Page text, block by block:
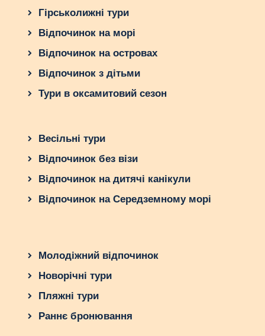
Гірськолижні тури
Відпочинок на морі
Відпочинок на островах
Відпочинок з дітьми
Тури в оксамитовий сезон
Весільні тури
Відпочинок без візи
Відпочинок на дитячі канікули
Відпочинок на Середземному морі
Молодіжний відпочинок
Новорічні тури
Пляжні тури
Раннє бронювання